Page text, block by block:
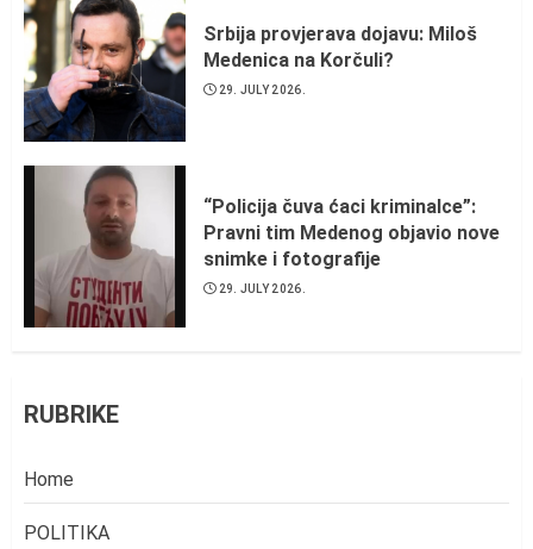
Srbija provjerava dojavu: Miloš
Medenica na Korčuli?
29. JULY 2026.
“Policija čuva ćaci kriminalce”:
Pravni tim Medenog objavio nove
snimke i fotografije
29. JULY 2026.
RUBRIKE
Home
POLITIKA